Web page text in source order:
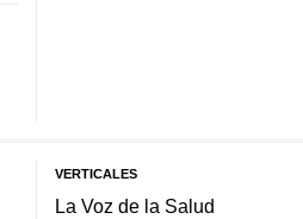
VERTICALES
La Voz de la Salud